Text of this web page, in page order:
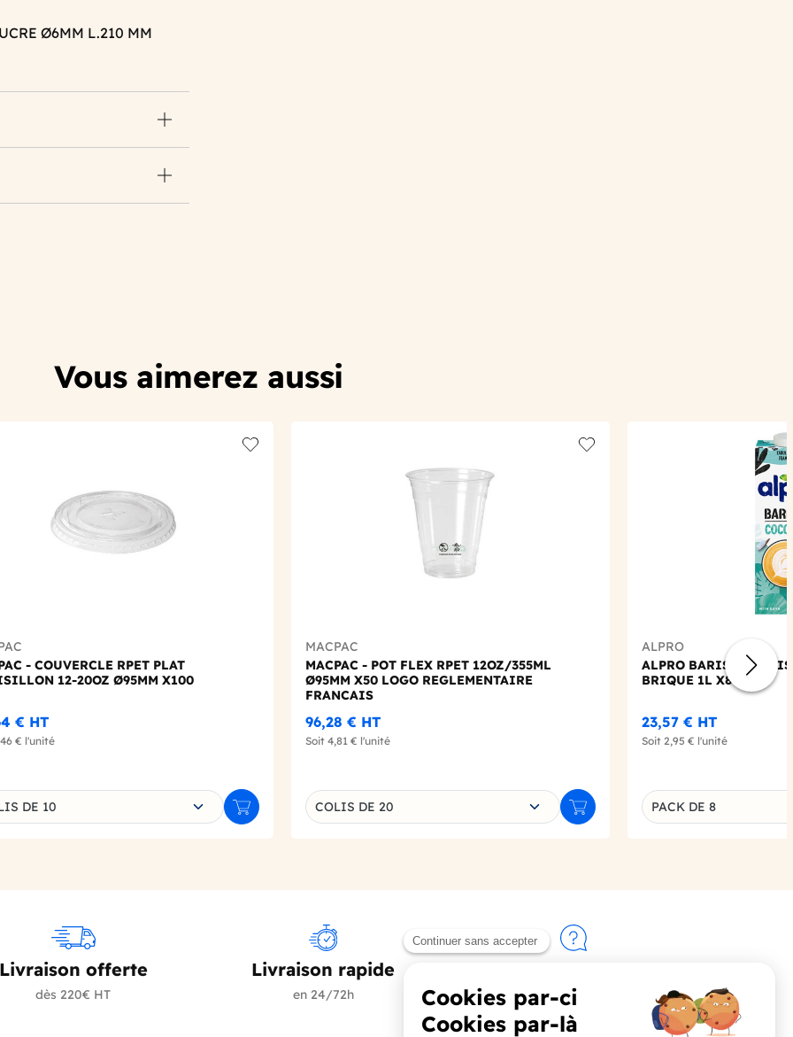
Ø6MM L.210 MM
Vous aimerez aussi
- COUVERCLE RPET PLAT
12-20OZ Ø95MM X100
€ HT
€ l'unité
une déclinaison
DE 10 Ajouter au panier
MACPAC
MACPAC - POT FLEX RPET 12OZ/355ML
Ø95MM X50 LOGO REGLEMENTAIRE
FRANCAIS
96,28 € HT
Soit 4,81 € l'unité
Choisissez une déclinaison
COLIS DE 20 Ajouter au panier
ALPRO
ALPRO BARISTA -
BRIQUE 1L X8
23,57 € HT
Soit 2,95 € l'unité
Déclinaison du produit
PACK DE 8
Livraison offerte
dès 220€ HT
Livraison rapide
en 24/72h +33 (0)4 90 91 20 80